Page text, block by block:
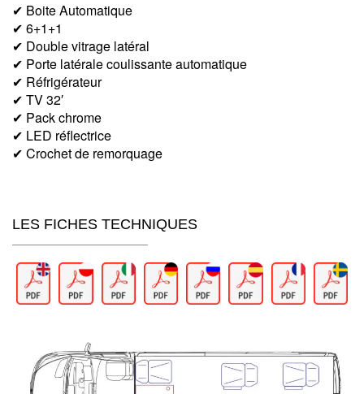
✔ Boite Automatique
✔ 6+1+1
✔ Double vitrage latéral
✔ Porte latérale coulissante automatique
✔ Réfrigérateur
✔ TV 32′
✔ Pack chrome
✔ LED réflectrice
✔ Crochet de remorquage
LES FICHES TECHNIQUES